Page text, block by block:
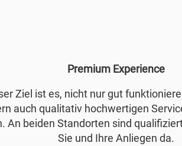
Premium Experience
Ziel ist es, nicht nur gut
auch qualitativ hochwertigen
An beiden Standorten sind
Sie und Ihre Anliegen da.